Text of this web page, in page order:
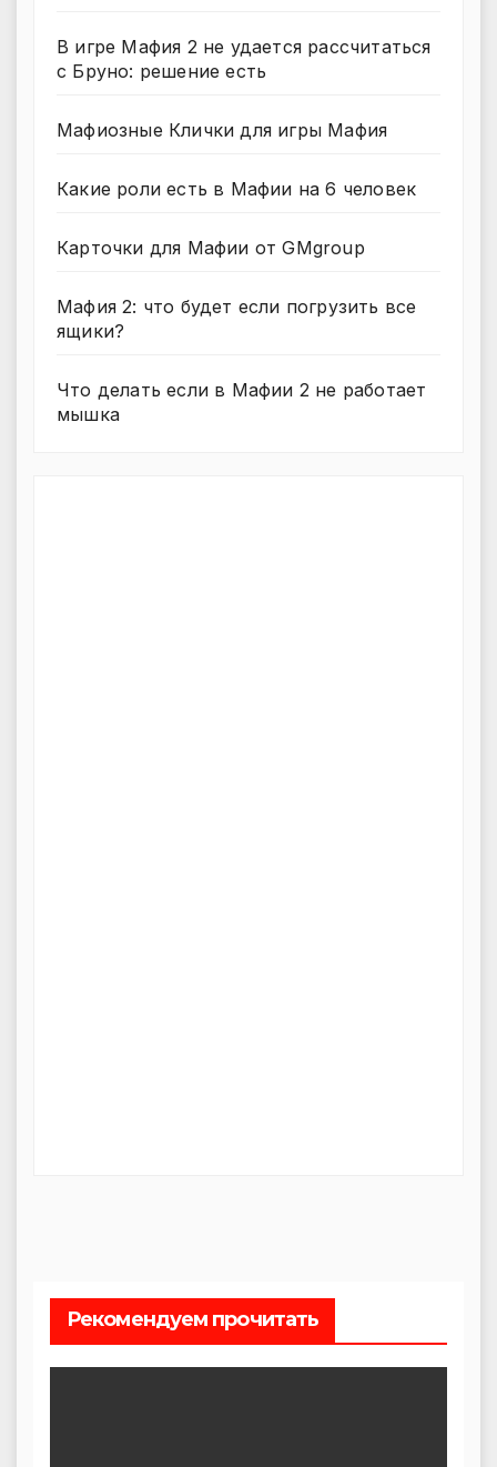
В игре Мафия 2 не удается рассчитаться
с Бруно: решение есть
Мафиозные Клички для игры Мафия
Какие роли есть в Мафии на 6 человек
Карточки для Мафии от GMgroup
Мафия 2: что будет если погрузить все
ящики?
Что делать если в Мафии 2 не работает
мышка
Рекомендуем прочитать